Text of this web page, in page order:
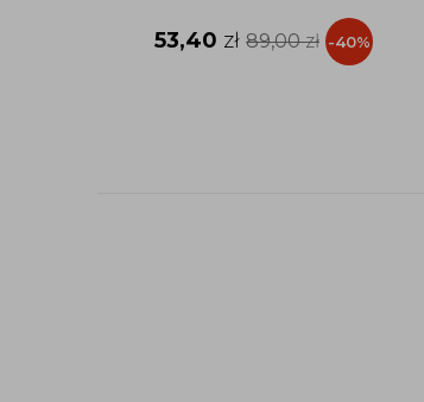
53,40 zł 89,00zł -40%